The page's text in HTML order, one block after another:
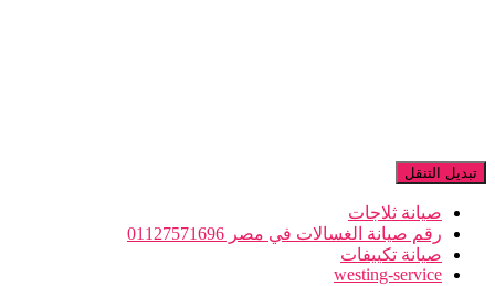
تبديل التنقل
صيانة ثلاجات
رقم صيانة الغسالات في مصر 01127571696
صيانة تكييفات
westing-service